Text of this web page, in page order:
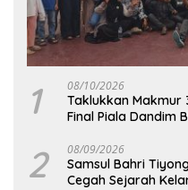
1 08/10/2026
Taklukkan Makmur
Final Piala Dandim
2 08/09/2026
Samsul Bahri
Cegah Sejarah